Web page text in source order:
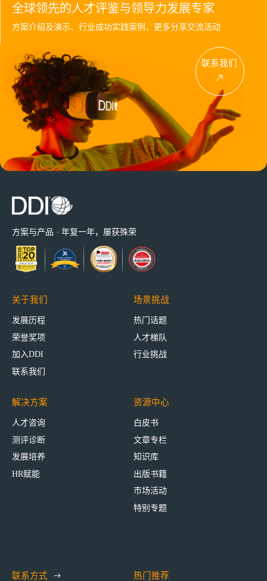
全球领先的人才评鉴与领导力发展专家
方案介绍及演示、行业成功实践案例、更多分享交流活动
联系我们
方案与产品 · 年复一年，屡获殊荣
关于我们
发展历程
荣誉奖项
加入DDI
联系我们
场景挑战
热门话题
人才梯队
行业挑战
解决方案
人才咨询
测评诊断
发展培养
HR赋能
资源中心
白皮书
文章专栏
知识库
出版书籍
市场活动
特别专题
联系方式 热门推荐